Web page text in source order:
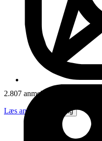
2.807 anmeldelser
Læs anmeldelser Følg